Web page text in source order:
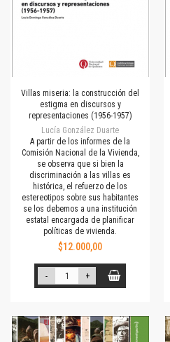
Villas miseria: la construcción del
estigma en discursos y
representaciones (1956-1957)
Lucía González Duarte
A partir de los informes de la
Comisión Nacional de la Vivienda,
se observa que si bien la
discriminación a las villas es
histórica, el refuerzo de los
estereotipos sobre sus habitantes
se los debemos a una institución
estatal encargada de planificar
políticas de vivienda.
$12.000,00
- +